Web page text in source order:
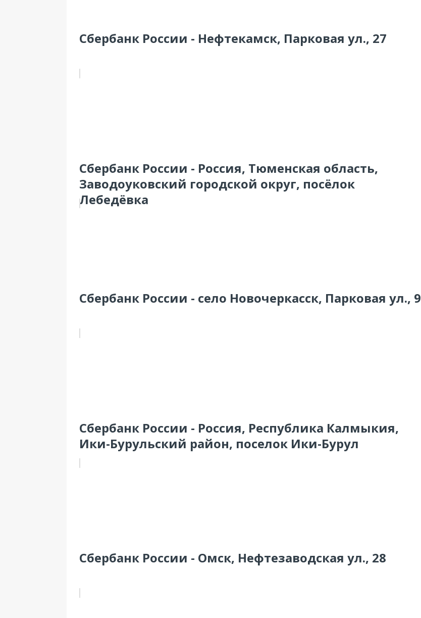
Сбербанк России - Нефтекамск, Парковая ул., 27
Сбербанк России - Россия, Тюменская область,
Заводоуковский городской округ, посёлок
Лебедёвка
Сбербанк России - село Новочеркасск, Парковая ул., 9
Сбербанк России - Россия, Республика Калмыкия,
Ики-Бурульский район, поселок Ики-Бурул
Сбербанк России - Омск, Нефтезаводская ул., 28